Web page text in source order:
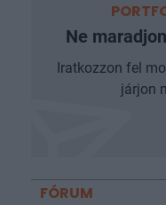
Ne
Iratkozzon fel
járjon
FÓRUM